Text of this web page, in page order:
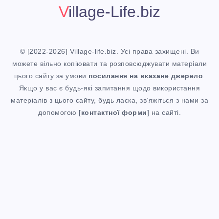
К
С
П
А
С
К
О
Village-Life.biz
© [2022-2026] Village-life.biz. Усі права захищені. Ви
можете вільно копіювати та розповсюджувати матеріали
цього сайту за умови посилання на вказане джерело.
Якщо у вас є будь-які запитання щодо використання
матеріалів з цього сайту, будь ласка, зв’яжіться з нами за
допомогою [контактної форми] на сайті.